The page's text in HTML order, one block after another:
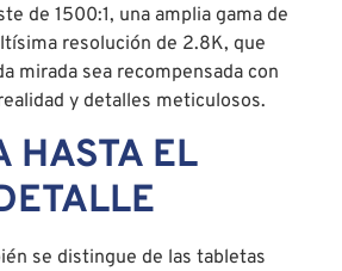
de 1500:1, una amplia gama de
resolución de 2.8K, que
mirada sea recompensada con
y detalles meticulosos.
HASTA EL
se distingue de las tabletas